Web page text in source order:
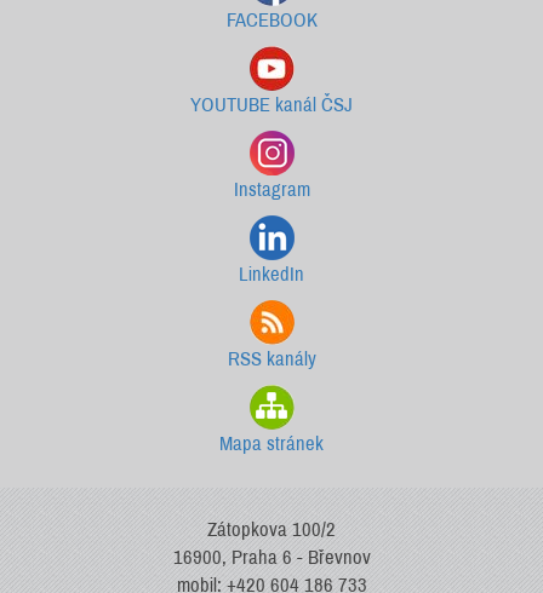
FACEBOOK
YOUTUBE kanál ČSJ
Instagram
LinkedIn
RSS kanály
Mapa stránek
Zátopkova 100/2
16900, Praha 6 - Břevnov
mobil: +420 604 186 733